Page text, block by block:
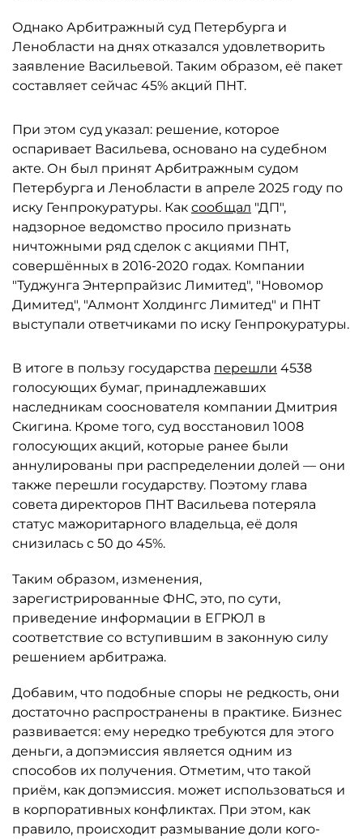
Однако Арбитражный суд Петербурга и
Ленобласти на днях отказался удовлетворить
заявление Васильевой. Таким образом, её пакет
составляет сейчас 45% акций ПНТ.
При этом суд указал: решение, которое
оспаривает Васильева, основано на судебном
акте. Он был принят Арбитражным судом
Петербурга и Ленобласти в апреле 2025 году по
иску Генпрокуратуры. Как сообщал "ДП",
надзорное ведомство просило признать
ничтожными ряд сделок с акциями ПНТ,
совершённых в 2016-2020 годах. Компании
"Туджунга Энтерпрайзис Лимитед", "Новомор
Димитед", "Алмонт Холдингс Лимитед" и ПНТ
выступали ответчиками по иску Генпрокуратуры.
В итоге в пользу государства перешли 4538
голосующих бумаг, принадлежавших
наследникам сооснователя компании Дмитрия
Скигина. Кроме того, суд восстановил 1008
голосующих акций, которые ранее были
аннулированы при распределении долей — они
также перешли государству. Поэтому глава
совета директоров ПНТ Васильева потеряла
статус мажоритарного владельца, её доля
снизилась с 50 до 45%.
Таким образом, изменения,
зарегистрированные ФНС, это, по сути,
приведение информации в ЕГРЮЛ в
соответствие со вступившим в законную силу
решением арбитража.
Добавим, что подобные споры не редкость, они
достаточно распространены в практике. Бизнес
развивается: ему нередко требуются для этого
деньги, а допэмиссия является одним из
способов их получения. Отметим, что такой
приём, как допэмиссия. может использоваться и
в корпоративных конфликтах. При этом, как
правило, происходит размывание доли кого-